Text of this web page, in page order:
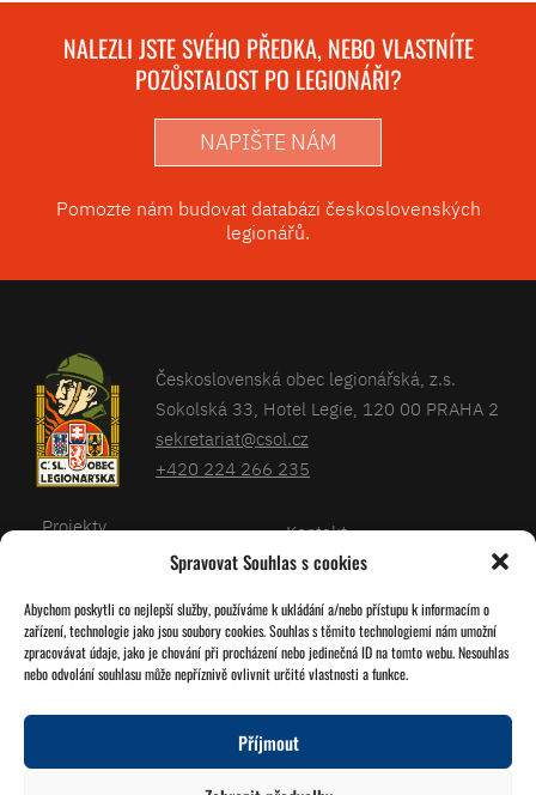
Spravovat Souhlas s cookies
Abychom poskytli co nejlepší služby, používáme k ukládání a/nebo přístupu k informacím o
zařízení, technologie jako jsou soubory cookies. Souhlas s těmito technologiemi nám umožní
zpracovávat údaje, jako je chování při procházení nebo jedinečná ID na tomto webu. Nesouhlas
nebo odvolání souhlasu může nepříznivě ovlivnit určité vlastnosti a funkce.
Příjmout
NALEZLI JSTE SVÉHO PŘEDKA, NEBO VLASTNÍTE
POZŮSTALOST PO LEGIONÁŘI?
NAPIŠTE NÁM
Pomozte nám budovat databázi československých
legionářů.
Československá obec legionářská, z.s.
Sokolská 33, Hotel Legie, 120 00 PRAHA 2
sekretariat@csol.cz
+420 224 266 235
Sledujte nás!
Projekty
Kalendář
O nás
Kontakt
Databáze legionářů
Pro členy
Zásady cookies